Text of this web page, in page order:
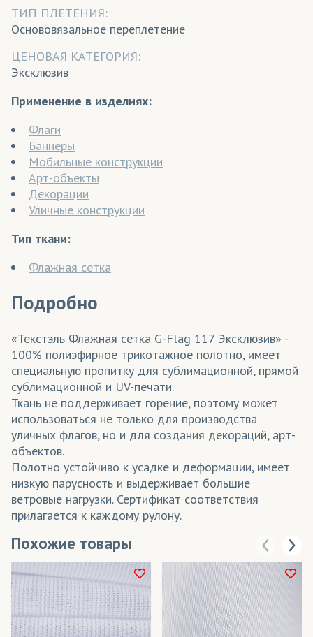
ТИП ПЛЕТЕНИЯ:
Основовязальное переплетение
ЦЕНОВАЯ КАТЕГОРИЯ:
Эксклюзив
Применение в изделиях:
Флаги
Баннеры
Мобильные конструкции
Арт-объекты
Декорации
Уличные конструкции
Тип ткани:
Флажная сетка
Подробно
«Текстэль Флажная сетка G-Flag 117 Эксклюзив» -
100% полиэфирное трикотажное полотно, имеет
специальную пропитку для сублимационной, прямой
сублимационной и UV-печати.
Ткань не поддерживает горение, поэтому может
использоваться не только для производства
уличных флагов, но и для создания декораций, арт-
объектов.
Полотно устойчиво к усадке и деформации, имеет
низкую парусность и выдерживает большие
ветровые нагрузки. Сертификат соответствия
прилагается к каждому рулону.
Похожие товары